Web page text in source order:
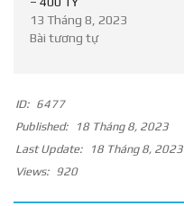
13 Tháng 8, 2023
Bài tương tự
ID: 6477
Published:
18 Tháng 8, 2023
Last Update:
18 Tháng 8, 2023
Views: 920